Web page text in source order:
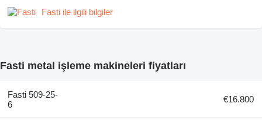
Fasti ile ilgili bilgiler
Fasti metal işleme makineleri fiyatları
Fasti 509-25-
6
€16.800